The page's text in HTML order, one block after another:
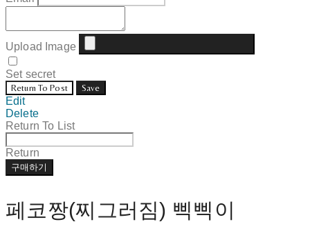
Upload Image
Set secret
Return To Post Save
Edit
Delete
Return To List
Return
구매하기
페코짱(찌그러짐) 삑삑이